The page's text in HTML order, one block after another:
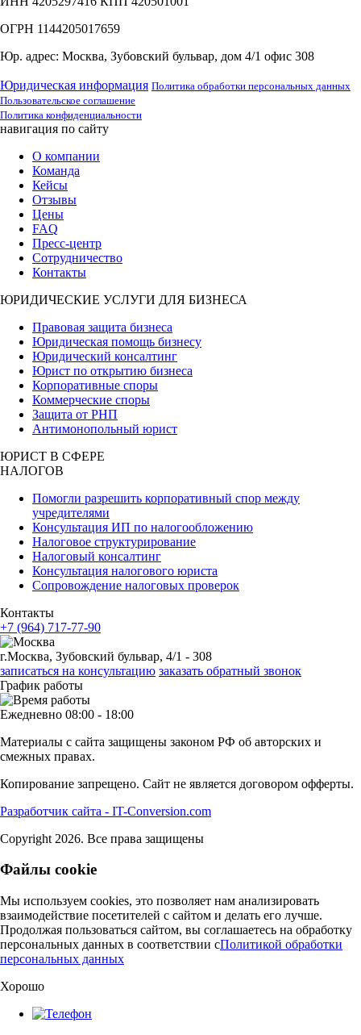
ОГРН 1144205017659
Юр. адрес: Москва, Зубовский бульвар, дом 4/1 офис 308
Юридическая информация Политика обработки персональных данных
Пользовательское соглашение
Политика конфиденциальности
навигация по сайту
О компании
Команда
Кейсы
Отзывы
Цены
FAQ
Пресс-центр
Сотрудничество
Контакты
ЮРИДИЧЕСКИЕ УСЛУГИ ДЛЯ БИЗНЕСА
Правовая защита бизнеса
Юридическая помощь бизнесу
Юридический консалтинг
Юрист по открытию бизнеса
Корпоративные споры
Коммерческие споры
Защита от РНП
Антимонопольный юрист
ЮРИСТ В СФЕРЕ
НАЛОГОВ
Помогли разрешить корпоративный спор между
учредителями
Консультация ИП по налогообложению
Налоговое структурирование
Налоговый консалтинг
Консультация налогового юриста
Сопровождение налоговых проверок
Контакты
+7 (964) 717-77-90
г.Москва, Зубовский бульвар, 4/1 - 308
записаться на консультацию заказать обратный звонок
График работы
Ежедневно 08:00 - 18:00
Материалы с сайта защищены законом РФ об авторских и
смежных правах.
Копирование запрещено. Сайт не является договором офферты.
Разработчик сайта - IT-Conversion.com
Copyright 2026. Все права защищены
Файлы cookie
Мы используем cookies, это позволяет нам анализировать
взаимодействие посетителей с сайтом и делать его лучше.
Продолжая пользоваться сайтом, вы соглашаетесь на обработку
персональных данных в соответствии cПолитикой обработки
персональных данных
Хорошо